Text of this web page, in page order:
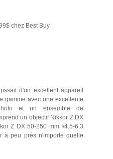
chez Best Buy
d'un excellent appareil
gamme avec une excellente
et un ensemble de
un objectif Nikkor Z DX
Z DX 50-250 mm f/4.5-6.3
à peu près n'importe quelle